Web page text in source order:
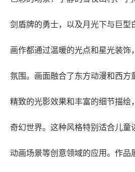
剑盾牌的勇士，以及月光下与巨型
画作都通过温暖的光点和星光装饰
氛围。画面融合了东方动漫和西方
精致的光影效果和丰富的细节描绘
奇幻世界。这种风格特别适合儿童
动画场景等创意领域的应用。作品